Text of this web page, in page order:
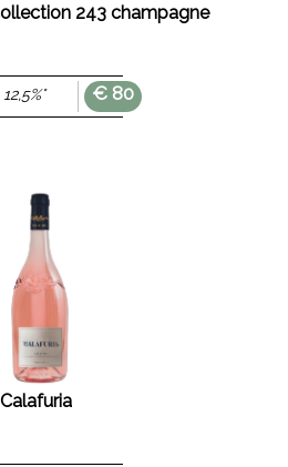
243 champagne
12,5%° € 80
Calafuria